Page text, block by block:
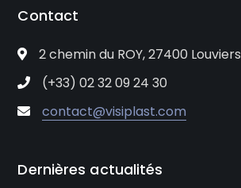
Contact
2 chemin du ROY, 27400 Louviers
(+33) 02 32 09 24 30
contact@visiplast.com
Dernières actualités